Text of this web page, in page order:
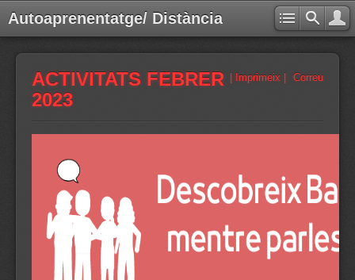
Autoaprenentatge/ Distància
Correu
| Imprimeix |
ACTIVITATS FEBRER
2023